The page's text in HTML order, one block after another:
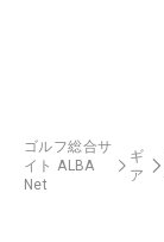
ゴルフ総合サ
イト ALBA
Net
ギ
ア